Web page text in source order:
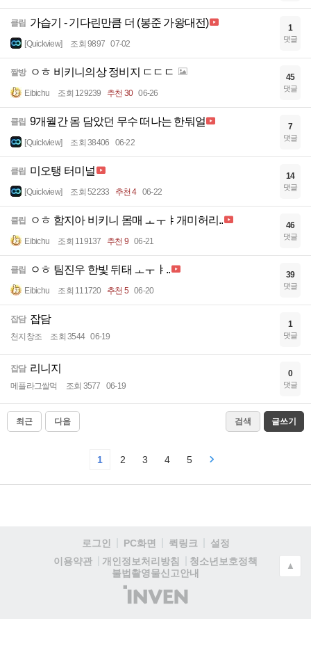
클립 가습기 - 기다린만큼 더 (봉준 가왕대전)
[Quickview] 조회 9897 07-02
1
댓글
짤방 ㅇㅎ 비키니의상 정비지 ㄷㄷㄷ
Eibichu 조회 129239 추천 30 06-26
45
댓글
클립 9개월간 몸 담았던 무수 떠나는 한둬얼
[Quickview] 조회 38406 06-22
7
댓글
클립 미오탱 터미널
[Quickview] 조회 52233 추천 4 06-22
14
댓글
클립 ㅇㅎ 함지아 비키니 몸매 ㅗㅜㅑ개미허리..
Eibichu 조회 119137 추천 9 06-21
46
댓글
클립 ㅇㅎ 팀진우 한빛 뒤태 ㅗㅜㅑ..
Eibichu 조회 111720 추천 5 06-20
39
댓글
잡담 잡담
천지창조 조회 3544 06-19
1
댓글
잡담 리니지
메플라그쌀먹 조회 3577 06-19
0
댓글
최근 다음 검색 글쓰기
1 2 3 4 5
로그인 PC화면 퀵링크
설정
이용약관
개인정보처리방침
청소년보호정책
불법촬영물신고안내
(주)
인
▲